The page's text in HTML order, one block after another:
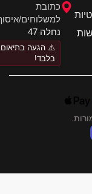
כתובת
למשלוחים/איסוף:
נחלה 47
⚠️ הגעה בתיאום
בלבד!